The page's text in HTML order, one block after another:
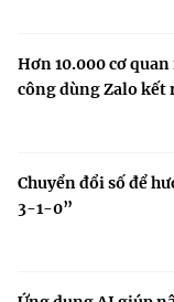
Hơn 10.000 cơ
công dùng Zalo
Chuyển đổi số để
3-1-0”